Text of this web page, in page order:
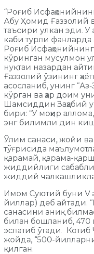
“Роғиб
Абу Ҳомид Ғаззолий
таъсири улкан эди. У
каби турли
Роғиб
кўринган мусулмон
нуқтаи назардан
Ғаззолий ўзининг
асосланиб, унинг
кўрган ва ҳар доим
Шамсиддин Заҳабий у
бири: “У моҳир
энг билимли дин
Ўлим санаси, жойи ва
тўғрисида
қарамай, қарама-
жиддийлиги сабабли,
жиддий
Имом Суютий буни V
йиллар) деб айтади.
санасини аниқ
билан бошланиб, 470
эслатиб ўтади.
жойда, “500-
қилган.